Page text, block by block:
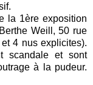
la 1ère exposition
Weill, 50 rue
4 nus explicites).
scandale et sont
à la pudeur.